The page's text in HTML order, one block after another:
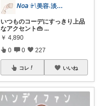
𝘕𝘰𝘢 𓍯美容˖淡色˖グレージュ
いつものコーデにすっきり上品
なアクセント👜 ...
￥ 4,890
0 0 227
コレ いいね